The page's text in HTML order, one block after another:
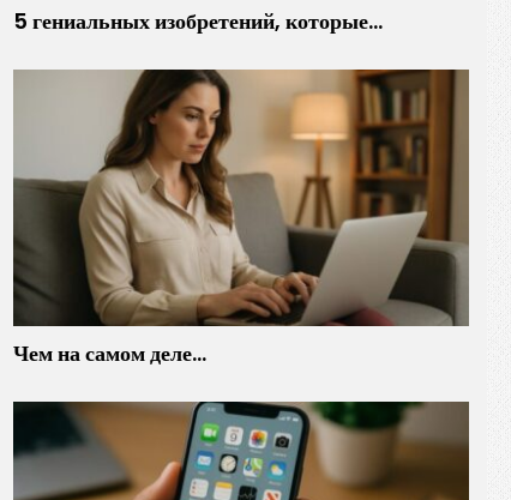
5 гениальных изобретений, которые…
Чем на самом деле…